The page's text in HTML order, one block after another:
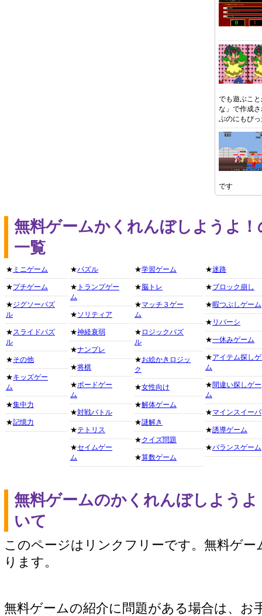
でも遊ぶこ
な」で作成
ぶのにもぴ
です
無料ゲームかくれんぼしようよ
一覧
★ ミニゲーム
★プチゲーム
★ジグソーパズ
ル
★スライドパズ
ル
★その他
★キッズゲー
ム
★集中力
★記憶力
★パズル
★ トランプゲー
ム
★ソリティア
★神経衰弱
★ナンプレ
★将棋
★ボードゲー
ム
★対戦バトル
★テトリス
★セイムゲー
ム
★学習ゲーム
★脳トレ
★マッチ３ゲー
ム
★ ロジックパズ
ル
★お絵かきロジッ
ク
★女性向け
★解体ゲーム
★謎解き
★クイズ問題
★算数ゲーム
★迷路
★ブロック崩し
★暇つぶしゲーム
★ リバーシ
★一休みゲーム
★アイテム探し
ム
★間違い探しゲー
ム
★マインスイーパ
★誘導ゲーム
★バランスゲーム
無料ゲームのかくれんぼしよう
いて
このページはリンクフリーです。無料ゲー
ります。
無料ゲームの紹介に問題がある場合は、お